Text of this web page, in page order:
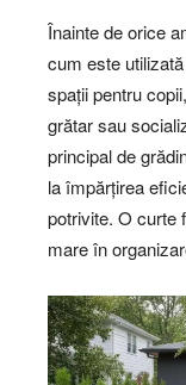
Înainte de orice
cum este
spații pentru
grătar sau
principal de
la împărțirea
potrivite. O curte
mare în